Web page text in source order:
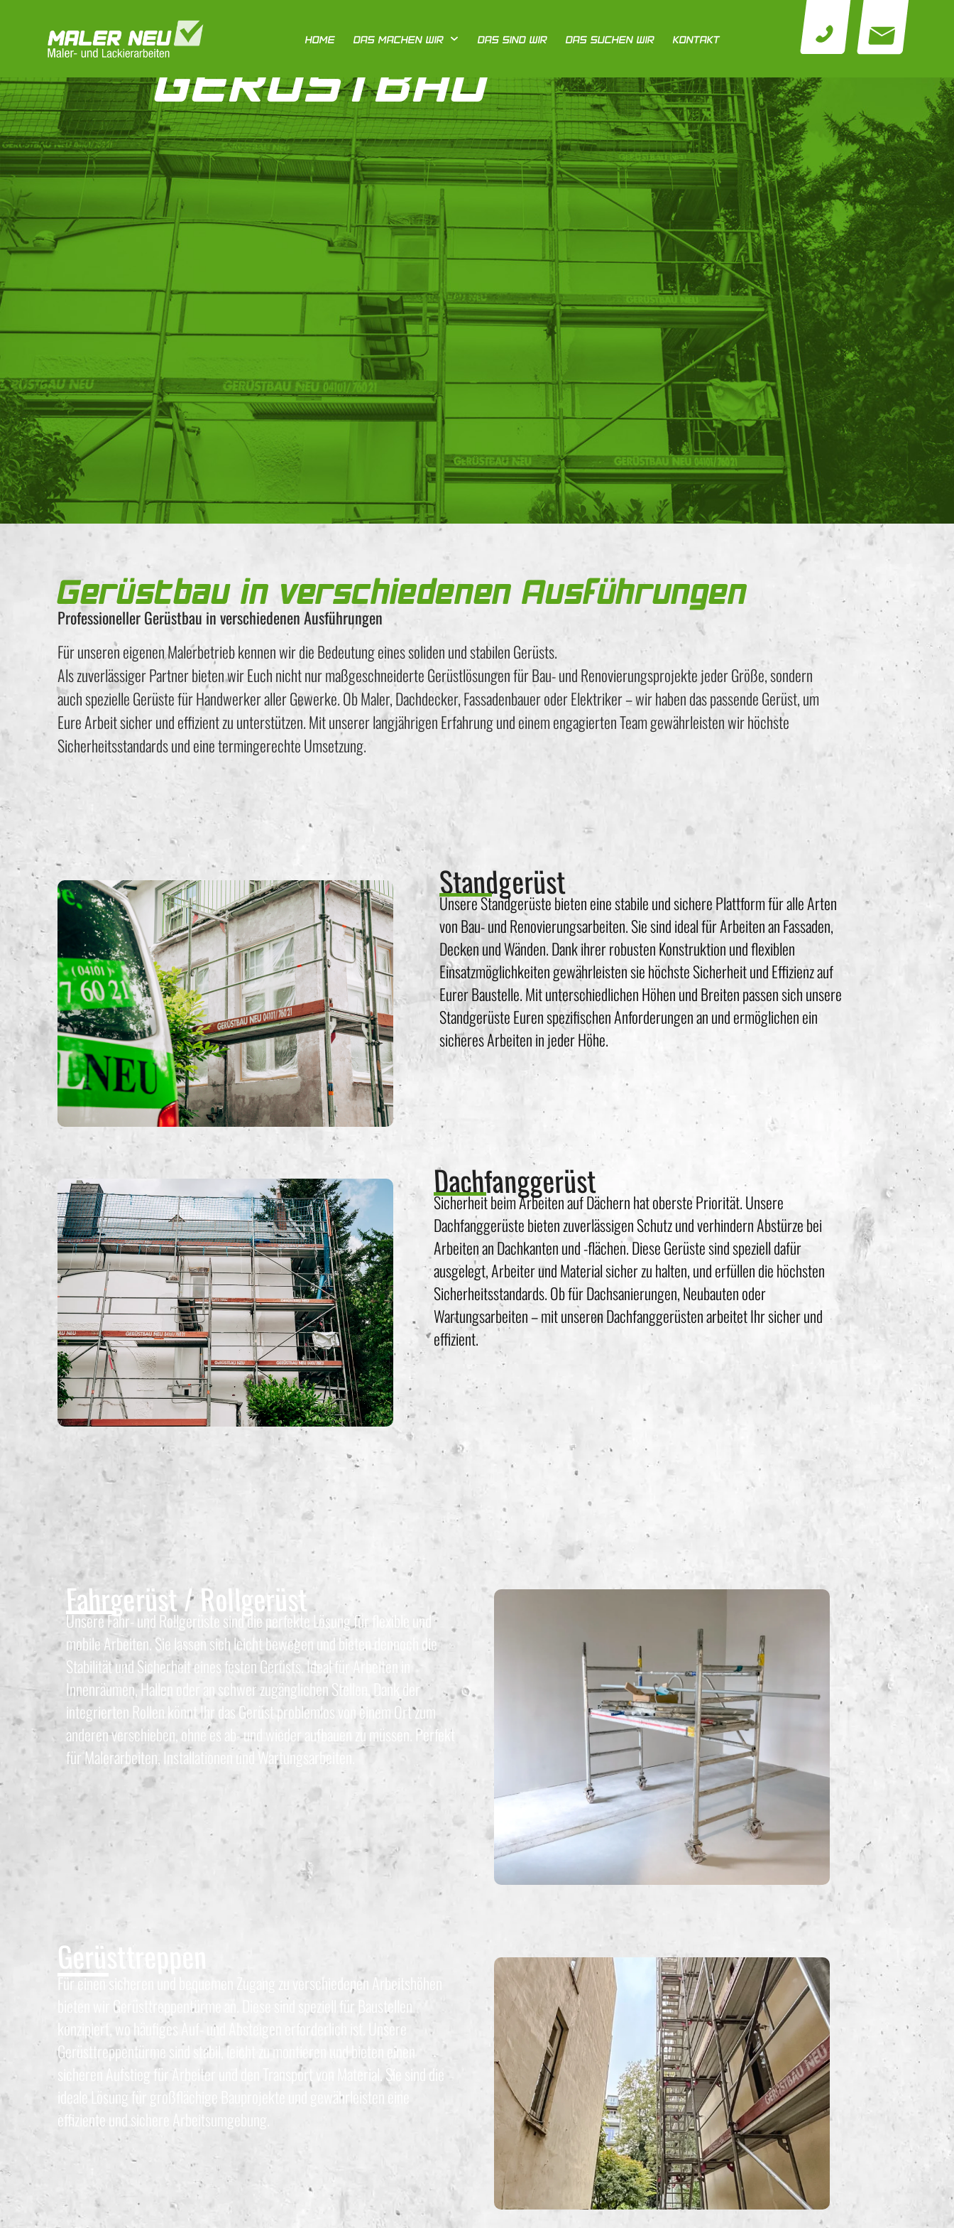
HOME DAS MACHEN WIR DAS SIND WIR DAS SUCHEN WIR KONTAKT
Startseite
GERÜSTBAU
Gerüstbau in verschiedenen Ausführungen
Professioneller Gerüstbau in verschiedenen Ausführungen
Für unseren eigenen Malerbetrieb kennen wir die Bedeutung eines soliden und stabilen Gerüsts.
Als zuverlässiger Partner bieten wir Euch nicht nur maßgeschneiderte Gerüstlösungen für Bau- und Renovierungsprojekte jeder Größe, sondern
auch spezielle Gerüste für Handwerker aller Gewerke. Ob Maler, Dachdecker, Fassadenbauer oder Elektriker – wir haben das passende Gerüst, um
Eure Arbeit sicher und effizient zu unterstützen. Mit unserer langjährigen Erfahrung und einem engagierten Team gewährleisten wir höchste
Sicherheitsstandards und eine termingerechte Umsetzung.
Standgerüst
Unsere Standgerüste bieten eine stabile und sichere Plattform für alle Arten
von Bau- und Renovierungsarbeiten. Sie sind ideal für Arbeiten an Fassaden,
Decken und Wänden. Dank ihrer robusten Konstruktion und flexiblen
Einsatzmöglichkeiten gewährleisten sie höchste Sicherheit und Effizienz auf
Eurer Baustelle. Mit unterschiedlichen Höhen und Breiten passen sich unsere
Standgerüste Euren spezifischen Anforderungen an und ermöglichen ein
sicheres Arbeiten in jeder Höhe.
Dachfanggerüst
Sicherheit beim Arbeiten auf Dächern hat oberste Priorität. Unsere
Dachfanggerüste bieten zuverlässigen Schutz und verhindern Abstürze bei
Arbeiten an Dachkanten und -flächen. Diese Gerüste sind speziell dafür
ausgelegt, Arbeiter und Material sicher zu halten, und erfüllen die höchsten
Sicherheitsstandards. Ob für Dachsanierungen, Neubauten oder
Wartungsarbeiten – mit unseren Dachfanggerüsten arbeitet Ihr sicher und
effizient.
Fahrgerüst / Rollgerüst
Unsere Fahr- und Rollgerüste sind die perfekte Lösung für flexible und
mobile Arbeiten. Sie lassen sich leicht bewegen und bieten dennoch die
Stabilität und Sicherheit eines festen Gerüsts. Ideal für Arbeiten in
Innenräumen, Hallen oder an schwer zugänglichen Stellen. Dank der
integrierten Rollen könnt Ihr das Gerüst problemlos von einem Ort zum
anderen verschieben, ohne es ab- und wieder aufbauen zu müssen. Perfekt
für Malerarbeiten, Installationen und Wartungsarbeiten.
Gerüsttreppen
Für einen sicheren und bequemen Zugang zu verschiedenen Arbeitshöhen
bieten wir Gerüsttreppentürme an. Diese sind speziell für Baustellen
konzipiert, wo häufiges Auf- und Absteigen erforderlich ist. Unsere
Gerüsttreppentürme sind stabil, leicht zu montieren und bieten einen
sicheren Aufstieg für Arbeiter und den Transport von Material. Sie sind die
ideale Lösung für großflächige Bauprojekte und gewährleisten eine
effiziente und sichere Arbeitsumgebung.